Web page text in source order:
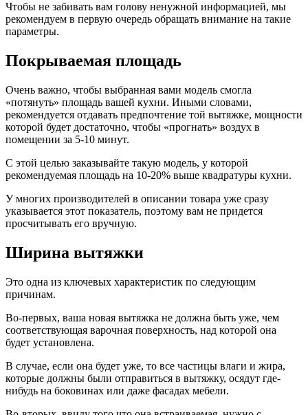
Чтобы не забивать вам голову ненужной информацией, мы
рекомендуем в первую очередь обращать внимание на такие
параметры.
Покрываемая площадь
Очень важно, чтобы выбранная вами модель смогла
«потянуть» площадь вашей кухни. Иными словами,
рекомендуется отдавать предпочтение той вытяжке, мощности
которой будет достаточно, чтобы «прогнать» воздух в
помещении за 5-10 минут.
С этой целью заказывайте такую модель, у которой
рекомендуемая площадь на 10-20% выше квадратуры кухни.
У многих производителей в описании товара уже сразу
указывается этот показатель, поэтому вам не придется
просчитывать его вручную.
Ширина вытяжки
Это одна из ключевых характеристик по следующим
причинам.
Во-первых, ваша новая вытяжка не должна быть уже, чем
соответствующая варочная поверхность, над которой она
будет установлена.
В случае, если она будет уже, то все частицы влаги и жира,
которые должны были отправиться в вытяжку, осядут где-
нибудь на боковинах или даже фасадах мебели.